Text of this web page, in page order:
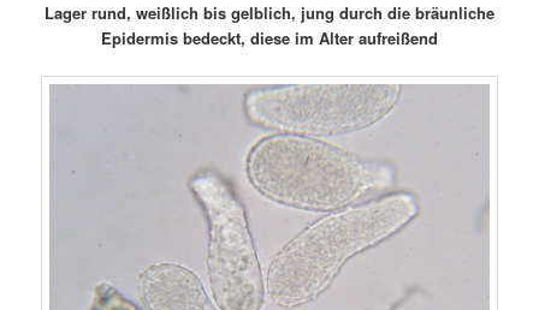
Lager rund, weißlich bis gelblich, jung durch die bräunliche
Epidermis bedeckt, diese im Alter aufreißend